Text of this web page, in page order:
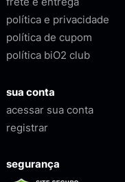
política e privacidade
política de cupom
política biO2 club
sua conta
acessar sua conta
registrar
segurança